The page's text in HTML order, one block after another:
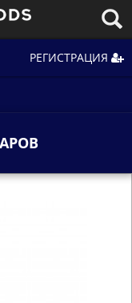
РЕГИСТРАЦИЯ